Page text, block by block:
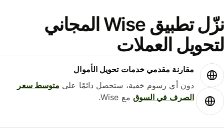
نزّل تطبيق Wise المجاني
العملات
مقارنة مقدمي خدمات تحويل الأموال
دون أي رسوم خفية، ستحصل دائمًا علىمتوسط ​​سعر
الصرف في السوقمع Wise.